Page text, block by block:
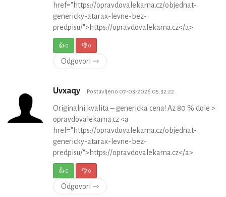
href="https://opravdovalekarna.cz/objednat-
genericky-atarax-levne-bez-
predpisu/">https://opravdovalekarna.cz</a>
👍0 👎0
Odgovori ⇾
Uvxaqy Postavljeno 07-03-2026 05:32:22
Originalni kvalita – genericka cena! Az 80 % dole >
opravdovalekarna.cz <a
href="https://opravdovalekarna.cz/objednat-
genericky-atarax-levne-bez-
predpisu/">https://opravdovalekarna.cz</a>
👍0 👎0
Odgovori ⇾